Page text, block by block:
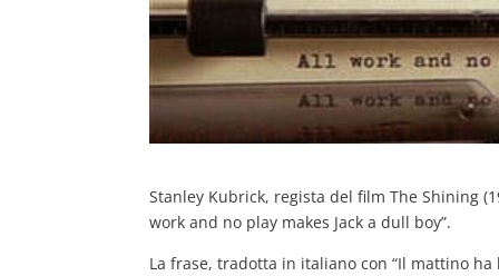
Stanley Kubrick, regista del film The Shining
work and no play makes Jack a dull boy”.
La frase, tradotta in italiano con “Il mattino